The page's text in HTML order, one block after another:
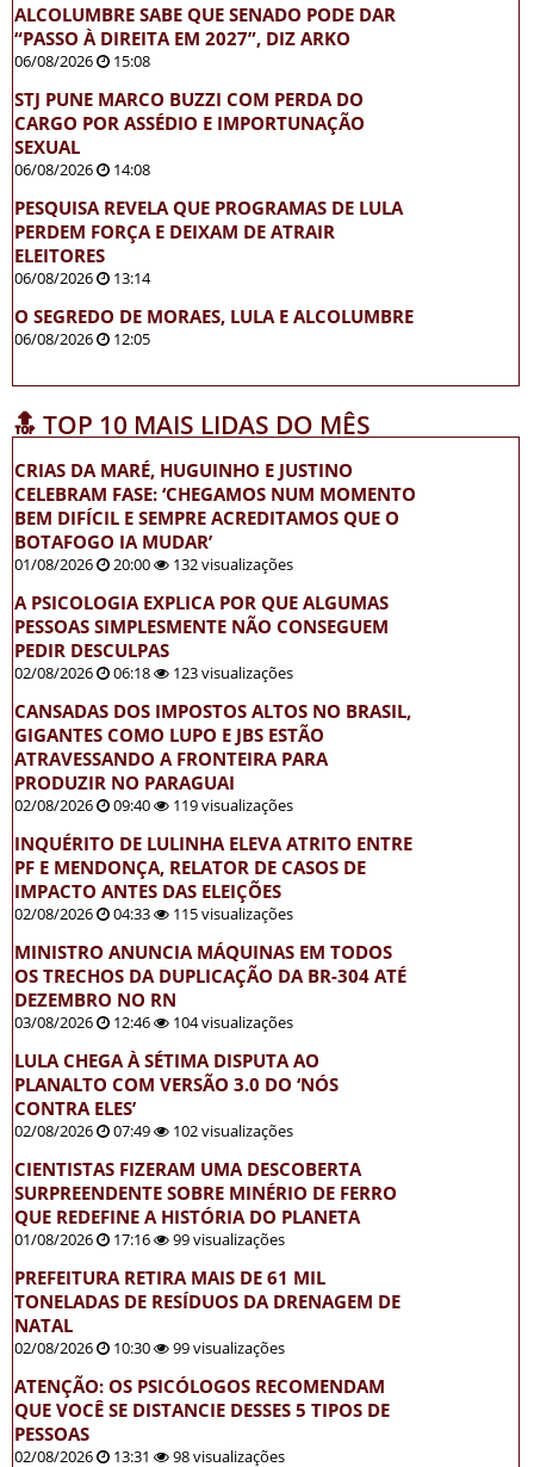
ALCOLUMBRE SABE QUE SENADO PODE DAR
“PASSO À DIREITA EM 2027”, DIZ ARKO
06/08/2026 15:08
STJ PUNE MARCO BUZZI COM PERDA DO
CARGO POR ASSÉDIO E IMPORTUNAÇÃO
SEXUAL
06/08/2026 14:08
PESQUISA REVELA QUE PROGRAMAS DE LULA
PERDEM FORÇA E DEIXAM DE ATRAIR
ELEITORES
06/08/2026 13:14
O SEGREDO DE MORAES, LULA E ALCOLUMBRE
06/08/2026 12:05
🔝 TOP 10 MAIS LIDAS DO MÊS
CRIAS DA MARÉ, HUGUINHO E JUSTINO
CELEBRAM FASE: ‘CHEGAMOS NUM MOMENTO
BEM DIFÍCIL E SEMPRE ACREDITAMOS QUE O
BOTAFOGO IA MUDAR’
01/08/2026 20:00 132 visualizações
A PSICOLOGIA EXPLICA POR QUE ALGUMAS
PESSOAS SIMPLESMENTE NÃO CONSEGUEM
PEDIR DESCULPAS
02/08/2026 06:18 123 visualizações
CANSADAS DOS IMPOSTOS ALTOS NO BRASIL,
GIGANTES COMO LUPO E JBS ESTÃO
ATRAVESSANDO A FRONTEIRA PARA
PRODUZIR NO PARAGUAI
02/08/2026 09:40 119 visualizações
INQUÉRITO DE LULINHA ELEVA ATRITO ENTRE
PF E MENDONÇA, RELATOR DE CASOS DE
IMPACTO ANTES DAS ELEIÇÕES
02/08/2026 04:33 115 visualizações
MINISTRO ANUNCIA MÁQUINAS EM TODOS
OS TRECHOS DA DUPLICAÇÃO DA BR-304 ATÉ
DEZEMBRO NO RN
03/08/2026 12:46 104 visualizações
LULA CHEGA À SÉTIMA DISPUTA AO
PLANALTO COM VERSÃO 3.0 DO ‘NÓS
CONTRA ELES’
02/08/2026 07:49 102 visualizações
CIENTISTAS FIZERAM UMA DESCOBERTA
SURPREENDENTE SOBRE MINÉRIO DE FERRO
QUE REDEFINE A HISTÓRIA DO PLANETA
01/08/2026 17:16 99 visualizações
PREFEITURA RETIRA MAIS DE 61 MIL
TONELADAS DE RESÍDUOS DA DRENAGEM DE
NATAL
02/08/2026 10:30 99 visualizações
ATENÇÃO: OS PSICÓLOGOS RECOMENDAM
QUE VOCÊ SE DISTANCIE DESSES 5 TIPOS DE
PESSOAS
02/08/2026 13:31 98 visualizações